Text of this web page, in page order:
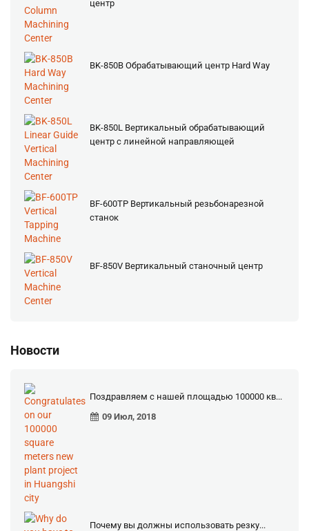
центр
BK-850B Обрабатывающий центр Hard Way
BK-850L Вертикальный обрабатывающий
центр с линейной направляющей
BF-600TP Вертикальный резьбонарезной
станок
BF-850V Вертикальный станочный центр
Новости
Поздравляем с нашей площадью 100000 кв...
09 Июл, 2018
Почему вы должны использовать резку...